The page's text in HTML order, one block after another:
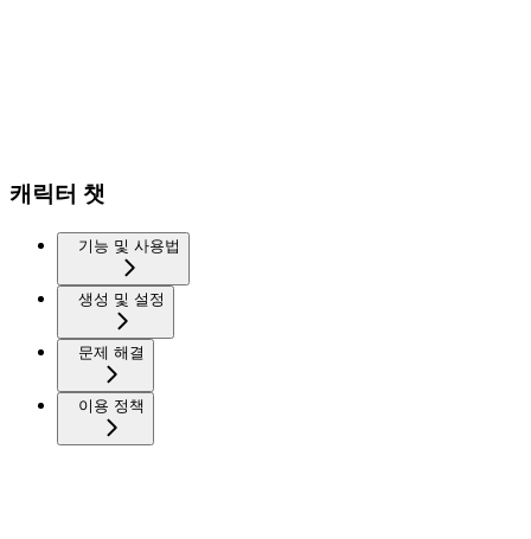
캐릭터 챗
기능 및 사용법
생성 및 설정
문제 해결
이용 정책